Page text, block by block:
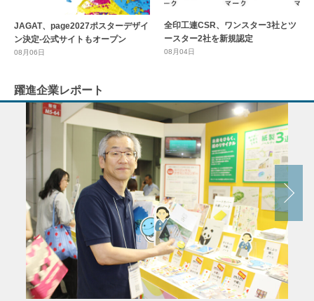
JAGAT、page2027ポスターデザイ
ン決定-公式サイトもオープン
08月06日
全印工連CSR、ワンスター3社とツ
ースター2社を新規認定
08月04日
躍進企業レポート